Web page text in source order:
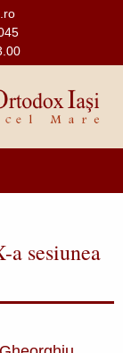
a sesiunea